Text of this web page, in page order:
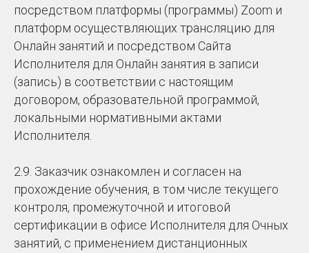
посредством платформы (программы) Zoom и
платформ осуществляющих трансляцию для
Онлайн занятий и посредством Сайта
Исполнителя для Онлайн занятия в записи
(запись) в соответствии с настоящим
договором, образовательной программой,
локальными нормативными актами
Исполнителя.
2.9. Заказчик ознакомлен и согласен на
прохождение обучения, в том числе текущего
контроля, промежуточной и итоговой
сертификации в офисе Исполнителя для Очных
занятий, с применением дистанционных